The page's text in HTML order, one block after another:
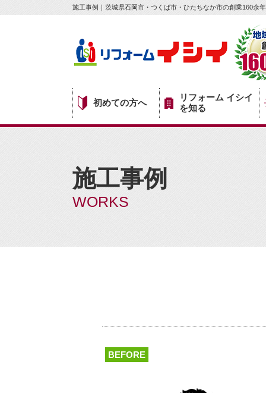
施工事例｜茨城県石岡市・つくば市・ひたちなか市の創業160余
初めての方へ
リフォーム イシイ
を知る
施工事例
WORKS
BEFORE